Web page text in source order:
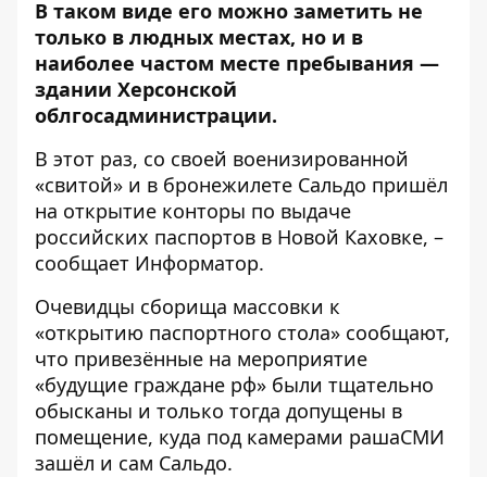
В таком виде его можно заметить не
только в людных местах, но и в
наиболее частом месте пребывания —
здании Херсонской
облгосадминистрации.
В этот раз, со своей военизированной
«свитой» и в бронежилете Сальдо пришёл
на открытие конторы по выдаче
российских паспортов в Новой Каховке, –
сообщает Информатор.
Очевидцы сборища массовки к
«открытию паспортного стола» сообщают,
что привезённые на мероприятие
«будущие граждане рф» были тщательно
обысканы и только тогда допущены в
помещение, куда под камерами рашаСМИ
зашёл и сам Сальдо.